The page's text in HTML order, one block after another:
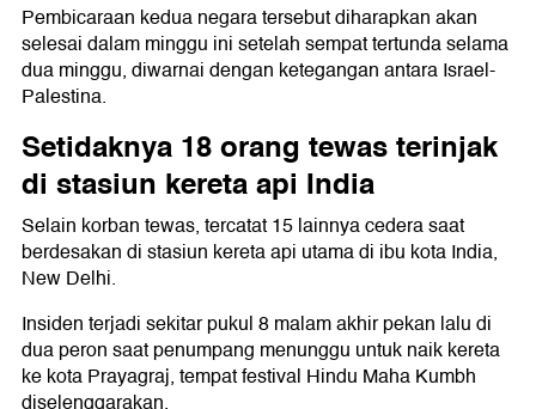
Pembicaraan kedua negara tersebut diharapkan akan
selesai dalam minggu ini setelah sempat tertunda selama
dua minggu, diwarnai dengan ketegangan antara Israel-
Palestina.
Setidaknya 18 orang tewas terinjak
di stasiun kereta api India
Selain korban tewas, tercatat 15 lainnya cedera saat
berdesakan di stasiun kereta api utama di ibu kota India,
New Delhi.
Insiden terjadi sekitar pukul 8 malam akhir pekan lalu di
dua peron saat penumpang menunggu untuk naik kereta
ke kota Prayagraj, tempat festival Hindu Maha Kumbh
diselenggarakan.